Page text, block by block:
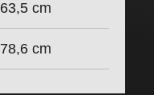
63,5 cm
78,6 cm